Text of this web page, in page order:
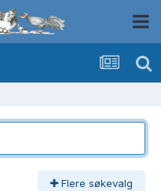
Flere søkevalg